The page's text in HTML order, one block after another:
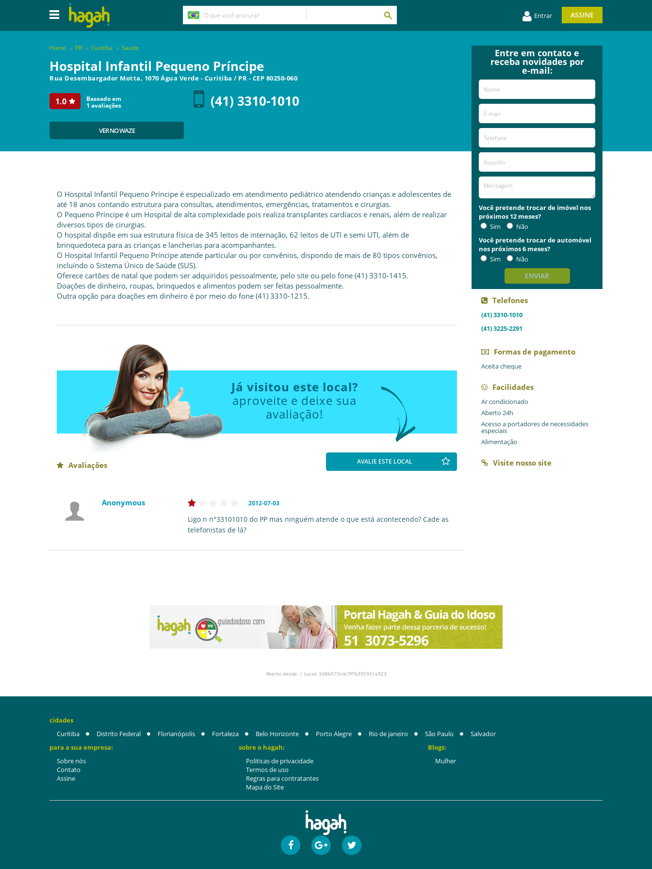
Entrar ASSINE
Home PR Curitiba Saúde
Hospital Infantil Pequeno Príncipe
Rua Desembargador Motta, 1070 Água Verde - Curitiba / PR - CEP 80250-060
1.0
Baseado em
1 avaliações (41) 3310-1010
VER NO WAZE
O Hospital Infantil Pequeno Príncipe é especializado em atendimento pediátrico atendendo crianças e adolescentes de
até 18 anos contando estrutura para consultas, atendimentos, emergências, tratamentos e cirurgias.
O Pequeno Príncipe é um Hospital de alta complexidade pois realiza transplantes cardíacos e renais, além de realizar
diversos tipos de cirurgias.
O hospital dispõe em sua estrutura física de 345 leitos de internação, 62 leitos de UTI e semi UTI, além de
brinquedoteca para as crianças e lancherias para acompanhantes.
O Hospital Infantil Pequeno Príncipe atende particular ou por convênios, dispondo de mais de 80 tipos convênios,
incluíndo o Sistema Único de Saúde (SUS).
Oferece cartões de natal que podem ser adquiridos pessoalmente, pelo site ou pelo fone (41) 3310-1415.
Doações de dinheiro, roupas, brinquedos e alimentos podem ser feitas pessoalmente.
Outra opção para doações em dinheiro é por meio do fone (41) 3310-1215.
Já visitou este local?
aproveite e deixe sua
avaliação!
Avaliações AVALIE ESTE LOCAL
Anonymous 2012-07-03
Ligo n n°33101010 do PP mas ninguém atende o que está acontecendo? Cade as
telefonistas de lá?
Entre em contato e
receba novidades por
e-mail:
Você pretende trocar de imóvel nos
próximos 12 meses?
Sim
Não
Você pretende trocar de automóvel
nos próximos 6 meses?
Sim
Não
ENVIAR
Telefones
(41) 3310-1010
(41) 3225-2291
Formas de pagamento
Aceita cheque
Facilidades
Ar condicionado
Aberto 24h
Acesso a portadores de necessidades
especiais
Alimentação
Visite nosso site
Aberto desde: | Local: 548b573cdc7f7b395931a923
cidades
Curitiba
Distrito Federal Florianópolis Fortaleza Belo Horizonte Porto Alegre Rio de janeiro São Paulo
Salvador
para a sua empresa:
Sobre nós
Contato
Assine
sobre o hagah:
Politicas de privacidade
Termos de uso
Regras para contratantes
Mapa do Site
Blogs:
Mulher